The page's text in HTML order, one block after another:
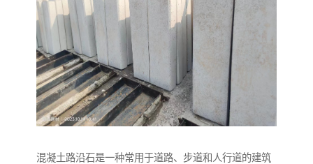
混凝土路沿石是一种常用于道路、步道和人行道的建筑